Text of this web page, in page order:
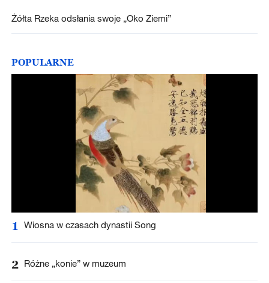
Żółta Rzeka odsłania swoje „Oko Ziemi”
POPULARNE
1 Wiosna w czasach dynastii Song
2 Różne „konie” w muzeum